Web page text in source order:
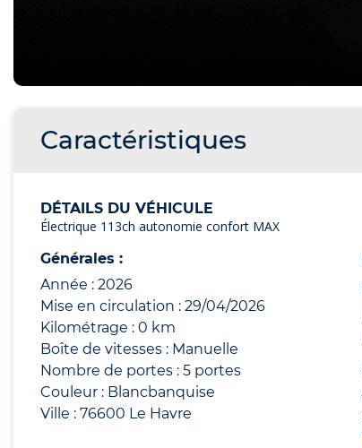
Caractéristiques
DÉTAILS DU VÉHICULE
Électrique 113ch autonomie confort MAX
Générales :
Année : 2026
Mise en circulation : 29/04/2026
Kilométrage : 0 km
Boîte de vitesses : Manuelle
Nombre de portes : 5 portes
Couleur : Blancbanquise
Ville : 76600 Le Havre